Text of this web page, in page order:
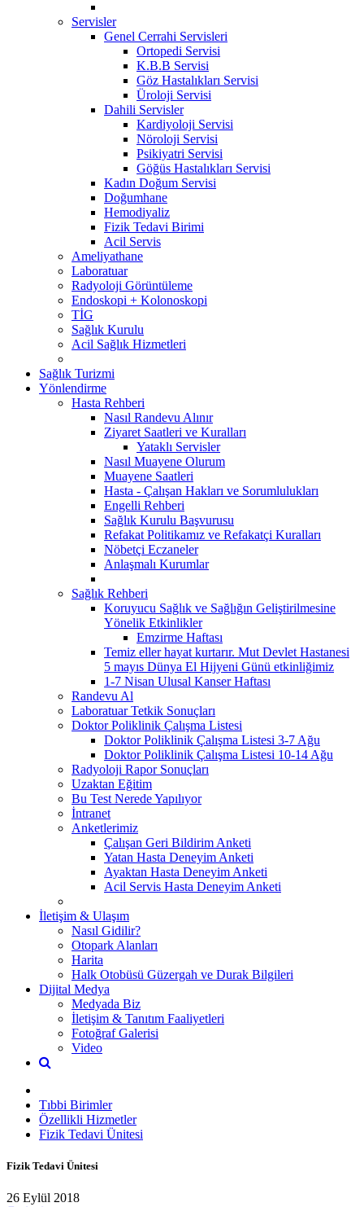
Servisler
Genel Cerrahi Servisleri
Ortopedi Servisi
K.B.B Servisi
Göz Hastalıkları Servisi
Üroloji Servisi
Dahili Servisler
Kardiyoloji Servisi
Nöroloji Servisi
Psikiyatri Servisi
Göğüs Hastalıkları Servisi
Kadın Doğum Servisi
Doğumhane
Hemodiyaliz
Fizik Tedavi Birimi
Acil Servis
Ameliyathane
Laboratuar
Radyoloji Görüntüleme
Endoskopi + Kolonoskopi
TİG
Sağlık Kurulu
Acil Sağlık Hizmetleri
Sağlık Turizmi
Yönlendirme
Hasta Rehberi
Nasıl Randevu Alınır
Ziyaret Saatleri ve Kuralları
Yataklı Servisler
Nasıl Muayene Olurum
Muayene Saatleri
Hasta - Çalışan Hakları ve Sorumlulukları
Engelli Rehberi
Sağlık Kurulu Başvurusu
Refakat Politikamız ve Refakatçi Kuralları
Nöbetçi Eczaneler
Anlaşmalı Kurumlar
Sağlık Rehberi
Koruyucu Sağlık ve Sağlığın Geliştirilmesine
Yönelik Etkinlikler
Emzirme Haftası
Temiz eller hayat kurtarır. Mut Devlet Hastanesi
5 mayıs Dünya El Hijyeni Günü etkinliğimiz
1-7 Nisan Ulusal Kanser Haftası
Randevu Al
Laboratuar Tetkik Sonuçları
Doktor Poliklinik Çalışma Listesi
Doktor Poliklinik Çalışma Listesi 3-7 Ağu
Doktor Poliklinik Çalışma Listesi 10-14 Ağu
Radyoloji Rapor Sonuçları
Uzaktan Eğitim
Bu Test Nerede Yapılıyor
İntranet
Anketlerimiz
Çalışan Geri Bildirim Anketi
Yatan Hasta Deneyim Anketi
Ayaktan Hasta Deneyim Anketi
Acil Servis Hasta Deneyim Anketi
İletişim & Ulaşım
Nasıl Gidilir?
Otopark Alanları
Harita
Halk Otobüsü Güzergah ve Durak Bilgileri
Dijital Medya
Medyada Biz
İletişim & Tanıtım Faaliyetleri
Fotoğraf Galerisi
Video
Tıbbi Birimler
Özellikli Hizmetler
Fizik Tedavi Ünitesi
Fizik Tedavi Ünitesi
26 Eylül 2018